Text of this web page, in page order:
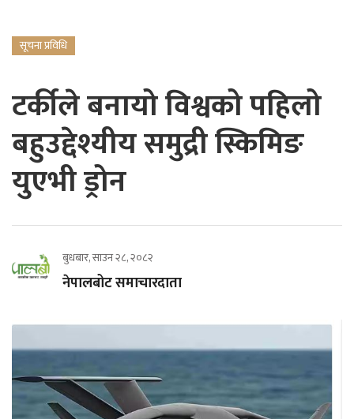
सूचना प्रविधि
टर्कीले बनायो विश्वको पहिलो
बहुउद्देश्यीय समुद्री स्किमिङ
युएभी ड्रोन
बुधबार, साउन २८, २०८२
नेपालबोट समाचारदाता